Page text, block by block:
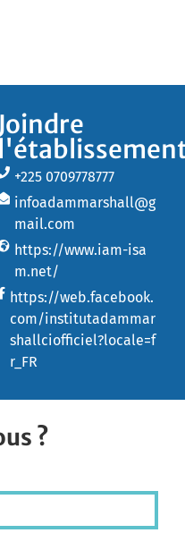
Joindre
+225 0709778777
infoadammarshall@g
mail.com
https://www.iam-isa
m.net/
https://web.facebook.
com/institutadammar
shallciofficiel?locale=f
r_FR
?